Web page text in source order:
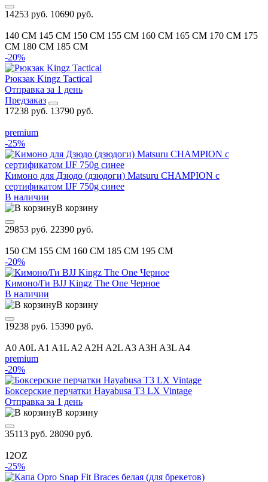
14253 руб. 10690 руб.
140 CM 145 CM 150 CM 155 CM 160 CM 165 CM 170 CM 175
CM 180 CM 185 CM
-20%
Рюкзак Kingz Tactical
Отправка за 1 день
Предзаказ
17238 руб. 13790 руб.
premium
-25%
Кимоно для Дзюдо (дзюдоги) Matsuru CHAMPION с
сертификатом IJF 750g синее
В наличии
В корзину
29853 руб. 22390 руб.
150 CM 155 CM 160 CM 185 CM 195 CM
-20%
Кимоно/Ги BJJ Kingz The One Черное
В наличии
В корзину
19238 руб. 15390 руб.
A0 A0L A1 A1L A2 A2H A2L A3 A3H A3L A4
premium
-20%
Боксерские перчатки Hayabusa T3 LX Vintage
Отправка за 1 день
В корзину
35113 руб. 28090 руб.
12OZ
-25%